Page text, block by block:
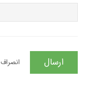
ارسال انصراف